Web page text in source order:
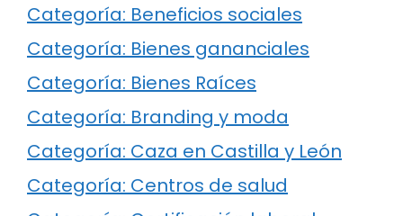
Categoría: Beneficios sociales
Categoría: Bienes gananciales
Categoría: Bienes Raíces
Categoría: Branding y moda
Categoría: Caza en Castilla y León
Categoría: Centros de salud